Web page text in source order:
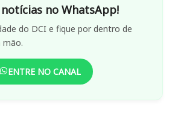
notícias no WhatsApp!
do DCI e fique por dentro de
mão.
ENTRE NO CANAL